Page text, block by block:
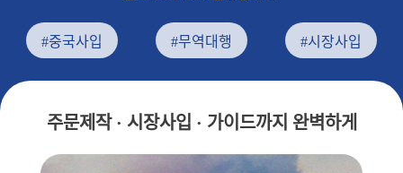
#중국사입 #무역대행 #시장사입
주문제작 · 시장사입 · 가이드까지 완벽하게